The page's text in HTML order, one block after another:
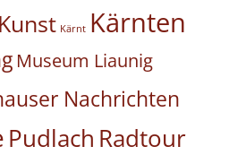
Kunst Kärnt Kärnten
Museum Liaunig
Nachrichten
Pudlach Radtour